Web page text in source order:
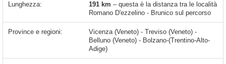
Lunghezza: 191 km – questa è la distanza tra le località
Romano D'ezzelino - Brunico sul percorso
Province e regioni:
Vicenza (Veneto) - Treviso (Veneto) -
Belluno (Veneto) - Bolzano-(Trentino-Alto-
Adige)